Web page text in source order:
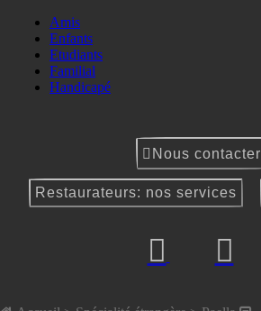
Amis
Enfants
Etudiants
Familial
Handicapé
Nous contacter
Restaurateurs: nos services